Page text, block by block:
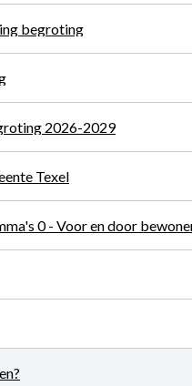
begroting
2026-2029
Texel
0 - Voor en door